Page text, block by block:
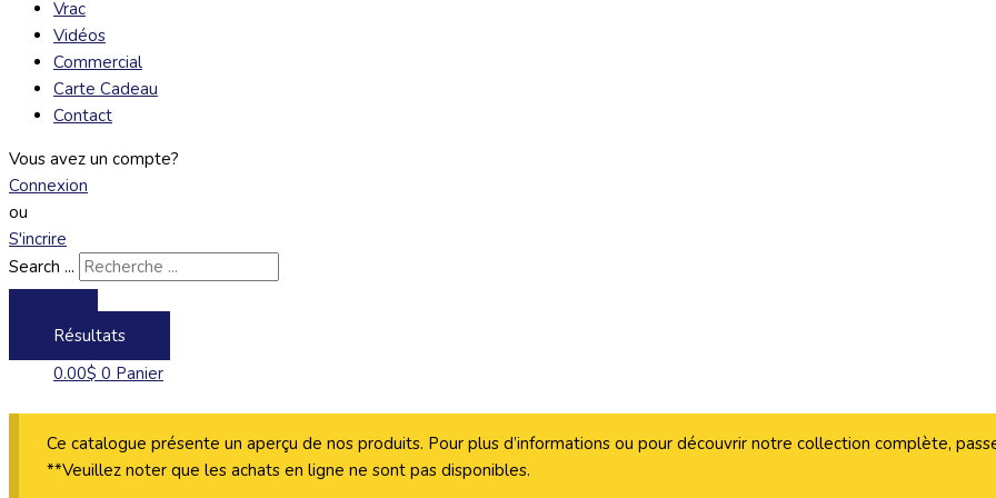
Vrac
Vidéos
Commercial
Carte Cadeau
Contact
Vous avez un compte?
Connexion
ou
S'incrire
Search ...
Résultats
0.00$ 0 Panier
Ce catalogue présente un aperçu de nos produits. Pour plus d’informations ou pour découvrir notre collection complète,
**Veuillez noter que les achats en ligne ne sont pas disponibles.